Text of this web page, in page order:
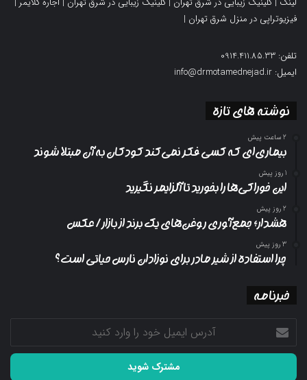
فیزیوتراپی در منزل شرق تهران |
تلفن: 0914.411.85.33
ایمیل: info@drmotamednejad.ir
نوشته های تازه
2 ساعت پیش
بیماری‌ای که کسی فکر نمی‌کند کودکان به آن مبتلا شوند
1 روز پیش
این خوراکی‌ها را بخورید تا آلزایمر نگیرید
2 روز پیش
هشدار؛ جمع‌آوری روغن‌های یک برند از بازار/ عکس
3 روز پیش
چرا استفاده از شیر مادر برای نوزادان نارس حیاتی است؟
خبرنامه
آدرس
ایمیل
خود